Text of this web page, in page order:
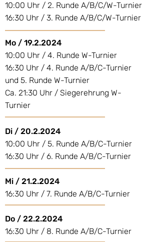
10:00 Uhr / 2. Runde A/B/C/W-Turnier
16:30 Uhr / 3. Runde A/B/C/W-Turnier
Mo / 19.2.2024
10:00 Uhr / 4. Runde W-Turnier
16:30 Uhr / 4. Runde A/B/C-Turnier
und 5. Runde W-Turnier
Ca. 21:30 Uhr / Siegerehrung W-
Turnier
Di / 20.2.2024
10:00 Uhr / 5. Runde A/B/C-Turnier
16:30 Uhr / 6. Runde A/B/C-Turnier
Mi / 21.2.2024
16:30 Uhr / 7. Runde A/B/C-Turnier
Do / 22.2.2024
16:30 Uhr / 8. Runde A/B/C-Turnier